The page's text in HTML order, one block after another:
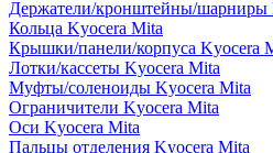
Держатели/кронштейны/шарниры
Кольца Kyocera Mita
Крышки/панели/корпуса Kyocera
Лотки/кассеты Kyocera Mita
Муфты/соленоиды Kyocera Mita
Ограничители Kyocera Mita
Оси Kyocera Mita
Пальцы отделения Kyocera Mita